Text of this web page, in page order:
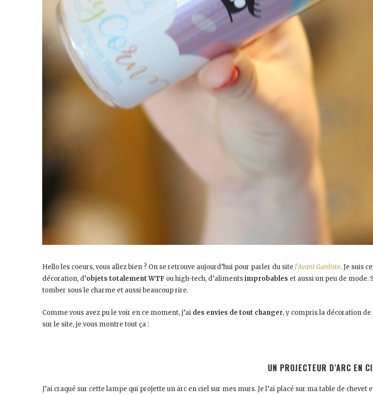
Hello les coeurs, vous allez bien ? On se retrouve aujourd’hui pour parler du site l’Avant Gardiste. Je suis
décoration, d’objets totalement WTF ou high-tech, d’alimentsimprobables et aussi un peu de mode.
tomber sous le charme et aussi beaucoup rire.
Comme vous avez pu le voir en ce moment, j’ai des envies de tout changer, y compris la décoration
sur le site, je vous montre tout ça :
UN PROJECTEUR D’ARC EN
J’ai craqué sur cette lampe qui projette un arc en ciel sur mes murs. Je l’ai placé sur ma table de chevet